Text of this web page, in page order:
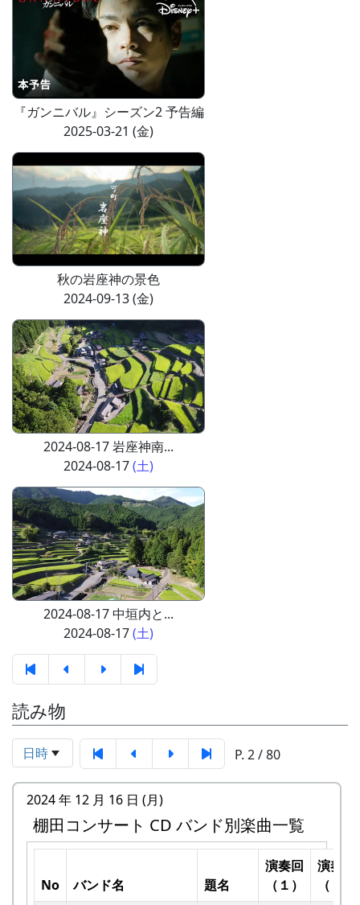
『ガンニバル』シーズン2 予告編
2025-03-21 (金)
秋の岩座神の景色
2024-09-13 (金)
2024-08-17 岩座神南...
2024-08-17(土)
2024-08-17 中垣内と...
2024-08-17(土)
読み物
日時 P. 2 / 80
2024 年 12 月 16 日 (月)
棚田コンサート CD バンド別楽曲一覧
No バンド名 題名
演奏回
（１）
演奏回
（２）